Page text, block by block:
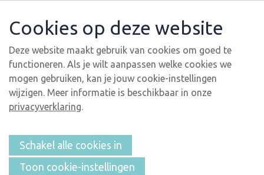
Cookies op deze website
Deze website maakt gebruik van cookies om goed te
functioneren. Als je wilt aanpassen welke cookies we
mogen gebruiken, kan je jouw cookie-instellingen
wijzigen. Meer informatie is beschikbaar in onze
privacyverklaring.
Schakel alle cookies in
Toon cookie-instellingen